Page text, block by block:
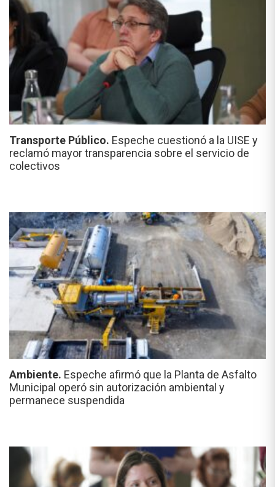
Transporte Público. Espeche cuestionó a la UISE y
reclamó mayor transparencia sobre el servicio de
colectivos
Ambiente. Espeche afirmó que la Planta de Asfalto
Municipal operó sin autorización ambiental y
permanece suspendida